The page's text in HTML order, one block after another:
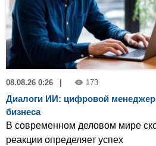
08.08.26 0:26 173
Диалоги ИИ: цифровой
бизнеса
В современном деловом мире
реакции определяет успех